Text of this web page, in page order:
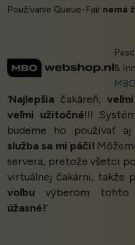
Používanie Queue-Fair nemá
&
‘Najlepšia čakáreň,
veľmi užitočné!!!
budeme ho používať
služba sa mi páči!
servera, pretože všetci
virtuálnej čakárni, takže
voľbu výberom
úžasné!’